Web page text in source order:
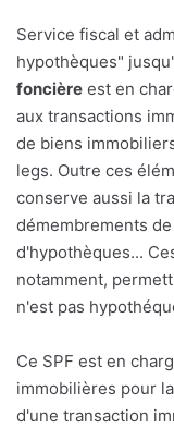
Service fiscal et
hypothèques"
foncière est en
aux transactions
de biens
legs. Outre ces
conserve aussi la
démembrements
d'hypothèques...
notamment,
n'est pas
Ce SPF est en
immobilières pour
d'une transaction